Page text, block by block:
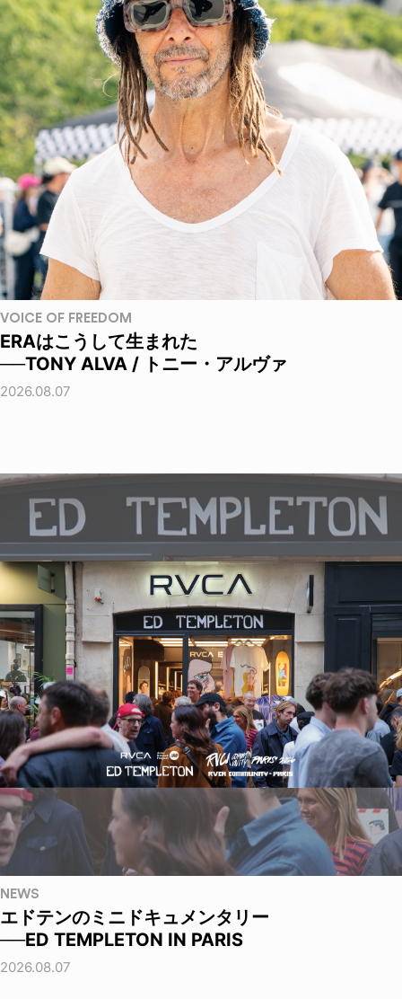
VOICE OF FREEDOM
ERAはこうして生まれた
──TONY ALVA / トニー・アルヴァ
2026.08.07
NEWS
エドテンのミニドキュメンタリー
──ED TEMPLETON IN PARIS
2026.08.07